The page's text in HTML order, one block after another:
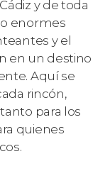
y de toda
enormes
y el
en un destino
Aquí se
rincón,
para los
quienes